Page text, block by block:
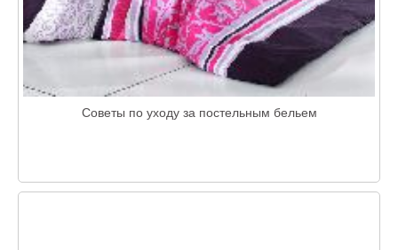
Советы по уходу за постельным бельем